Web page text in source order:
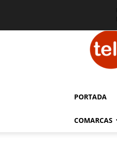
PORTADA
COMARCAS